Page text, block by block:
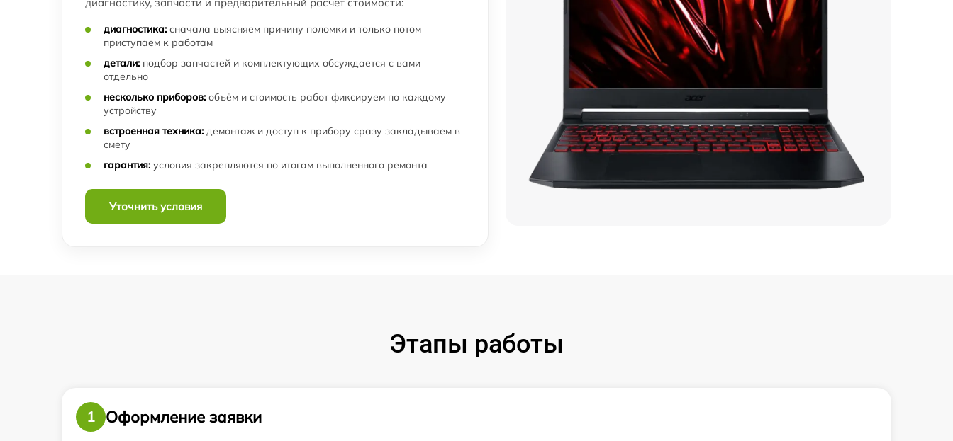
Чистка от пыли ультрабука Acer 1200 р
Замена контроллера питания
(мультиконтроллера) ультрабука Acer
1600 р
Ремонт SD/DVD-Rom ультрабука Acer 700 р
диагностика: сначала выясняем причину поломки и только потом
приступаем к работам
детали: подбор запчастей и комплектующих обсуждается с вами
отдельно
несколько приборов: объём и стоимость работ фиксируем по каждому
устройству
встроенная техника: демонтаж и доступ к прибору сразу закладываем в
смету
гарантия: условия закрепляются по итогам выполненного ремонта
Уточнить условия
Этапы работы
1 Оформление заявки